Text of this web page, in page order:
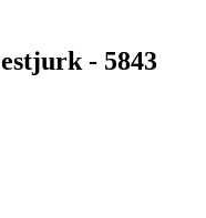
- 5843